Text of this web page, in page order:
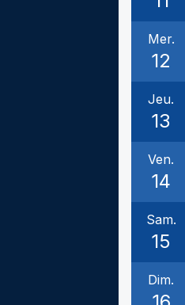
Mer.
12
Jeu.
13
Ven.
14
Sam.
15
Dim.